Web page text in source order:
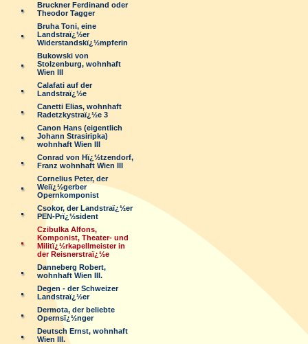
Bruckner Ferdinand oder
Theodor Tagger
Bruha Toni, eine
Landstraï¿½er
Widerstandskï¿½mpferin
Bukowski von
Stolzenburg, wohnhaft
Wien III
Calafati auf der
Landstraï¿½e
Canetti Elias, wohnhaft
Radetzkystraï¿½e 3
Canon Hans (eigentlich
Johann Strasiripka)
wohnhaft Wien III
Conrad von Hï¿½tzendorf,
Franz wohnhaft Wien III
Cornelius Peter, der
Weiï¿½gerber
Opernkomponist
Csokor, der Landstraï¿½er
PEN-Prï¿½sident
Czibulka Alfons,
Komponist, Theater- und
Militï¿½rkapellmeister in
der Reisnerstraï¿½e
Danneberg Robert,
wohnhaft Wien III.
Degen - der Schweizer
Landstraï¿½er
Dermota, der beliebte
Opernsï¿½nger
Deutsch Ernst, wohnhaft
Wien III.